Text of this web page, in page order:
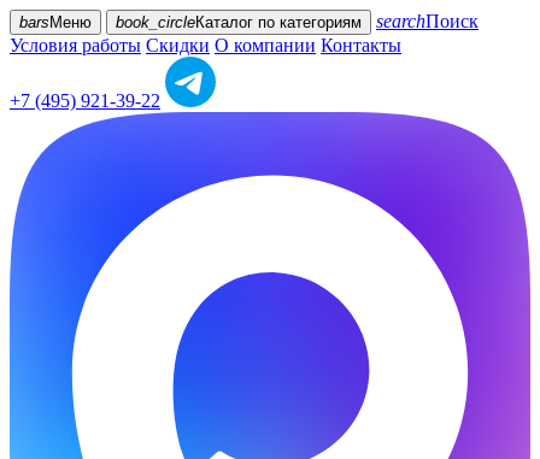
bars Меню book_circleКаталог по категориям searchПоиск
Условия работы Скидки О компании Контакты
+7 (495) 921-39-22